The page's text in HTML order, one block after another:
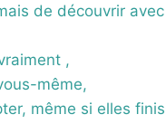
de découvrir
,
même,
même si elles